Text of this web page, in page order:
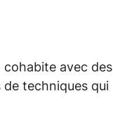
cohabite avec des
techniques qui